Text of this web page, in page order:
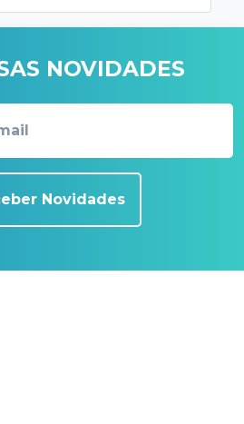
NOVIDADES
Novidades